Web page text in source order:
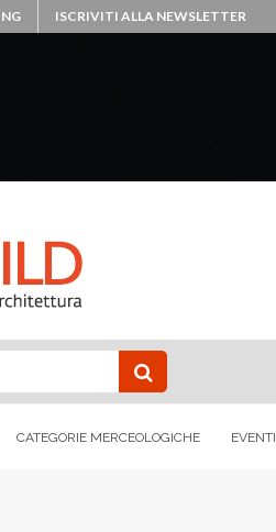
ISCRIVITI ALLA NEWSLETTER
CATEGORIE MERCEOLOGICHE EVENTI